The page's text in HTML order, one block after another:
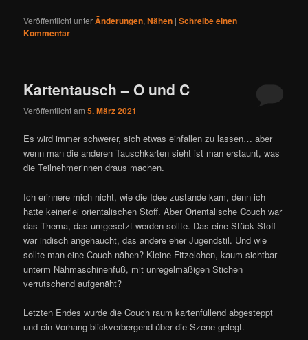
Veröffentlicht unterÄnderungen,Nähen |Schreibe einen
Kommentar
Kartentausch – O und C
Veröffentlicht am5. März 2021
Es wird immer schwerer, sich etwas einfallen zu lassen… aber
wenn man die anderen Tauschkarten sieht ist man erstaunt, was
die Teilnehmerinnen draus machen.
Ich erinnere mich nicht, wie die Idee zustande kam, denn ich
hatte keinerlei orientalischen Stoff. AberOrientalischeCouch war
das Thema, das umgesetzt werden sollte. Das eine Stück Stoff
war indisch angehaucht, das andere eher Jugendstil. Und wie
sollte man eine Couch nähen? Kleine Fitzelchen, kaum sichtbar
unterm Nähmaschinenfuß, mit unregelmäßigen Stichen
verrutschend aufgenäht?
Letzten Endes wurde die Couchraum kartenfüllend abgesteppt
und ein Vorhang blickverbergend über die Szene gelegt.